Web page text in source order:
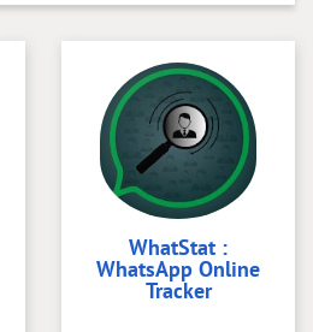
WhatStat :
WhatsApp Online
Tracker